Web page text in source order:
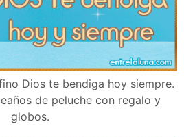
Dios te bendiga hoy siempre.
de peluche con regalo y
globos.